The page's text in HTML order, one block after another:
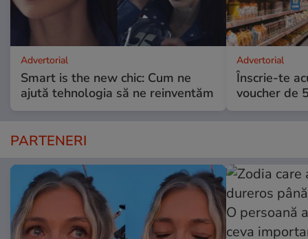
Advertorial
Smart is the new chic: Cum ne
ajută tehnologia să ne reinventăm
Advertorial
Înscrie-te
voucher de
PARTENERI